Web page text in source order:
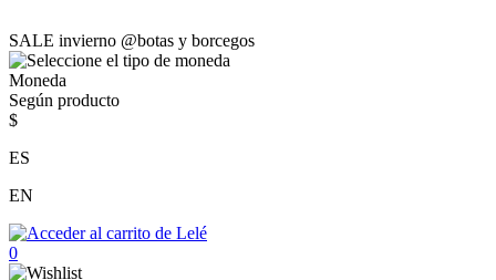
SALE invierno @botas y borcegos
Moneda
Según producto
$
ES
EN
0